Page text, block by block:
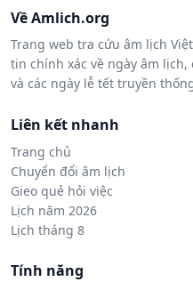
Về Amlich.org
Trang web tra cứu âm lịch
tin chính xác về ngày âm
và các ngày lễ tết truyền
Liên kết nhanh
Trang chủ
Chuyển đổi âm lịch
Gieo quẻ hỏi việc
Lịch năm 2026
Lịch tháng 8
Tính năng